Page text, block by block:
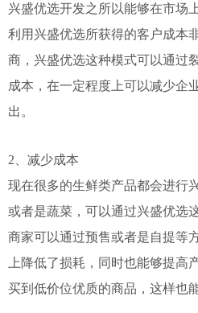
兴盛优选开发之所以能够在市场
利用兴盛优选所获得的客户成本
商，兴盛优选这种模式可以通过
成本，在一定程度上可以减少企
出。
2、减少成本
现在很多的生鲜类产品都会进行
或者是蔬菜，可以通过兴盛优选
商家可以通过预售或者是自提等
上降低了损耗，同时也能够提高
买到低价位优质的商品，这样也